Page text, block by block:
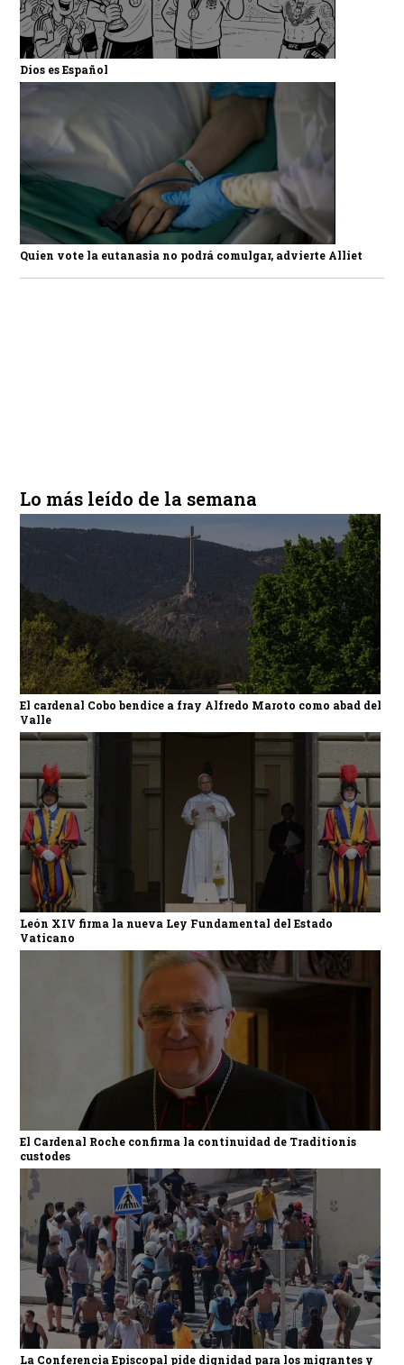
Dios es Español
Quien vote la eutanasia no podrá comulgar, advierte Alliet
Lo más leído de la semana
El cardenal Cobo bendice a fray Alfredo Maroto como abad del
Valle
León XIV firma la nueva Ley Fundamental del Estado
Vaticano
El Cardenal Roche confirma la continuidad de Traditionis
custodes
La Conferencia Episcopal pide dignidad para los migrantes y